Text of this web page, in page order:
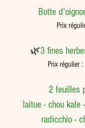
Botte
Prix
🌿3 fines
Prix régulier
2 feuilles
laitue - chou kale
radicchio -